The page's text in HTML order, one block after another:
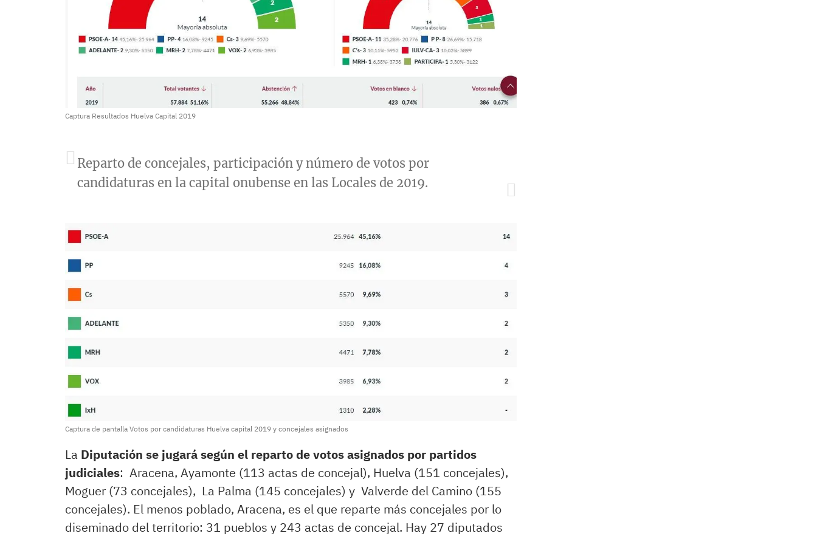
Captura Resultados Huelva Capital 2019
Reparto de concejales, participación y número de votos por
candidaturas en la capital onubense en las Locales de 2019.
Captura de pantalla Votos por candidaturas Huelva capital 2019 y concejales asignados
La Diputación se jugará según el reparto de votos asignados por partidos
judiciales: Aracena, Ayamonte (113 actas de concejal), Huelva (151 concejales),
Moguer (73 concejales), La Palma (145 concejales) y Valverde del Camino (155
concejales). El menos poblado, Aracena, es el que reparte más concejales por lo
diseminado del territorio: 31 pueblos y 243 actas de concejal. Hay 27 diputados